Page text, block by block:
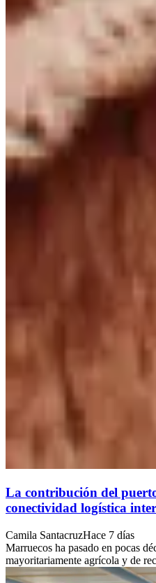
La contribución del
conectividad logística
Camila SantacruzHace 7 días
Marruecos ha pasado en pocas
mayoritariamente agrícola y de